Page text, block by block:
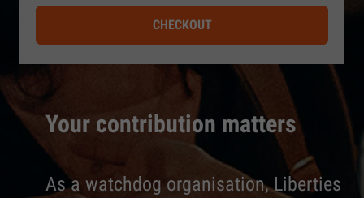
Your contribution matters
As a watchdog organisation, Liberties
CHECKOUT